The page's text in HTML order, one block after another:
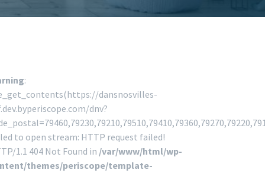
:
dansnosvilles-
dnv?
to open stream: HTTP request failed!
1.1 404 Not Found in /var/www/html/wp-
themes/periscope/template-